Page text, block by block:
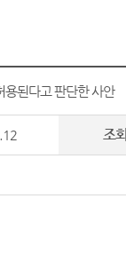
용된다고 판단한 사안
조회